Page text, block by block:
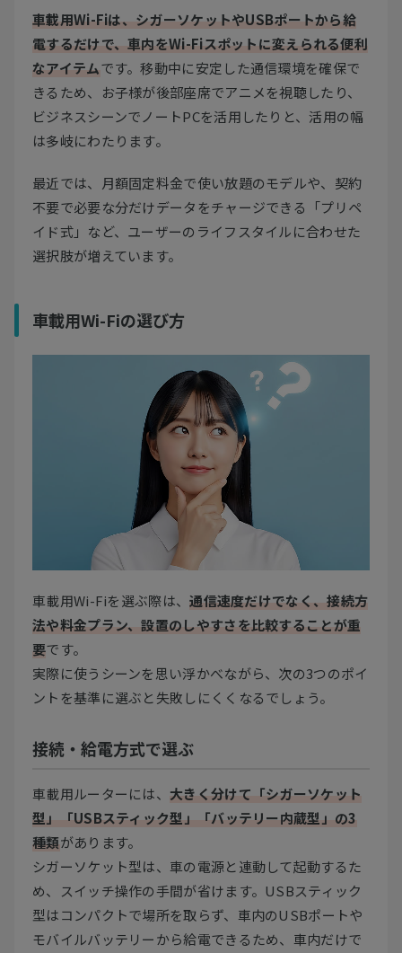
車載用Wi-Fiは、シガーソケットやUSBポートから給
電するだけで、車内をWi-Fiスポットに変えられる便利
なアイテムです。移動中に安定した通信環境を確保で
きるため、お子様が後部座席でアニメを視聴したり、
ビジネスシーンでノートPCを活用したりと、活用の幅
は多岐にわたります。
最近では、月額固定料金で使い放題のモデルや、契約
不要で必要な分だけデータをチャージできる「プリペ
イド式」など、ユーザーのライフスタイルに合わせた
選択肢が増えています。
車載用Wi-Fiの選び方
車載用Wi-Fiを選ぶ際は、通信速度だけでなく、接続方
法や料金プラン、設置のしやすさを比較することが重
要です。
実際に使うシーンを思い浮かべながら、次の3つのポイ
ントを基準に選ぶと失敗しにくくなるでしょう。
接続・給電方式で選ぶ
車載用ルーターには、 大きく分けて「シガーソケット
型」「USBスティック型」「バッテリー内蔵型」の3
種類があります。
シガーソケット型は、車の電源と連動して起動するた
め、スイッチ操作の手間が省けます。USBスティック
型はコンパクトで場所を取らず、車内のUSBポートや
モバイルバッテリーから給電できるため、車内だけで